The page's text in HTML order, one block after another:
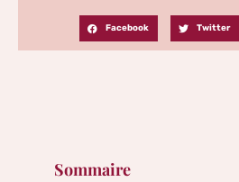
Facebook Twitter
Sommaire